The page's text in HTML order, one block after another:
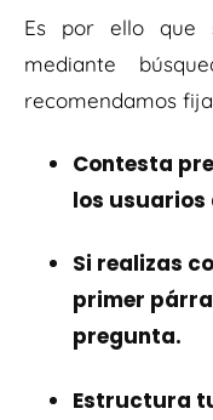
Es por ello que
mediante
recomendamos
Contesta
los usuarios
Si realizas
primer
pregunta.
Estructura